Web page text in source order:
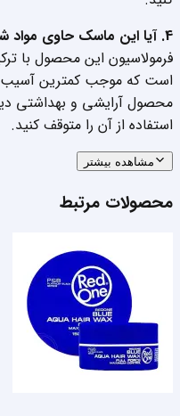
4. آیا این ماسک حاوی مواد شیمیایی مضر است؟
فرمولاسیون این محصول با
است که موجب کمترین آسیب
محصول آرایشی و بهداشتی
استفاده از آن را متوقف کنید.
مشاهده بیشتر
محصولات مرتبط